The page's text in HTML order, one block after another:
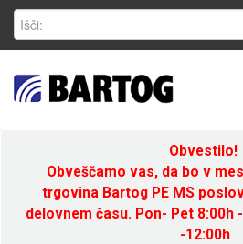
Obvestilo!
Obveščamo vas, da bo v
trgovina Bartog PE MS
delovnem času. Pon- Pet 8:00h
-12:00h